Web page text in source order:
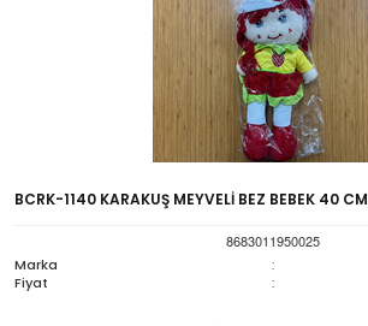
BCRK-1140 KARAKUŞ MEYVELİ BEZ BEBEK 40 CM
8683011950025
Marka
:
Fiyat :